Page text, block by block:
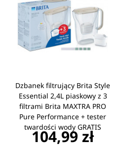
Dzbanek filtrujący Brita Style
Essential 2,4L piaskowy z 3
filtrami Brita MAXTRA PRO
Pure Performance + tester
twardości wody GRATIS
104,99 zł